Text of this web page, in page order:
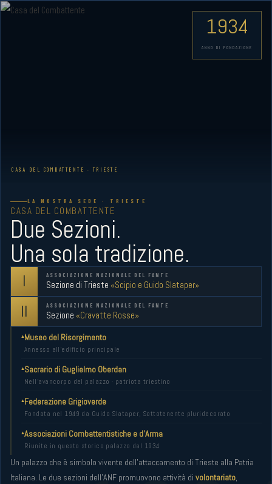
LA NOSTRA SEDE · TRIESTE
CASA DEL COMBATTENTE
Due Sezioni.
Una sola tradizione.
I ASSOCIAZIONE NAZIONALE DEL FANTE
Sezione di Trieste «Scipio e Guido Slataper»
II ASSOCIAZIONE NAZIONALE DEL FANTE
Sezione «Cravatte Rosse»
Museo del Risorgimento
Annesso all'edificio principale
Sacrario di Guglielmo Oberdan
Nell'avancorpo del palazzo · patriota triestino
Federazione Grigioverde
Fondata nel 1949 da Guido Slataper, Sottotenente pluridecorato
Associazioni Combattentistiche e d'Arma
Riunite in questo storico palazzo dal 1934
Un palazzo che è simbolo vivente dell'attaccamento di Trieste alla Patria
Italiana. Le due sezioni dell'ANF promuovono attività di volontariato,
1934
ANNO DI FONDAZIONE
CASA DEL COMBATTENTE · TRIESTE